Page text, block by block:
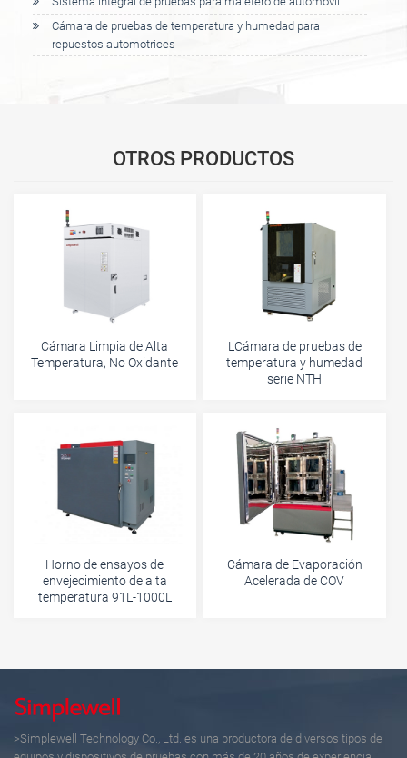
Cámara de pruebas de temperatura y humedad para
repuestos automotrices
OTROS PRODUCTOS
Cámara Limpia de Alta
Temperatura, No Oxidante
LCámara de pruebas de
temperatura y humedad
serie NTH
Horno de ensayos de
envejecimiento de alta
temperatura 91L-1000L
Cámara de Evaporación
Acelerada de COV
>Simplewell Technology Co., Ltd. es una productora de diversos tipos de